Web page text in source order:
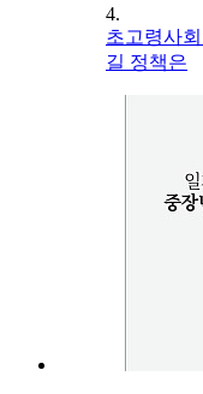
4.
초고령사
길 정책은